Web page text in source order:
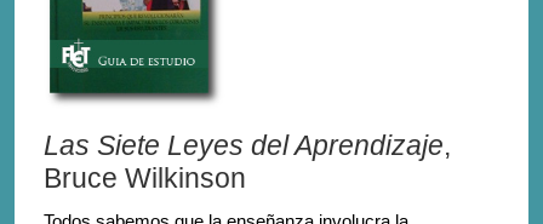
Las Siete Leyes del Aprendizaje,
Bruce Wilkinson